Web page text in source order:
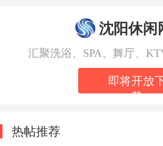
沈阳休闲
汇聚洗浴、SPA、舞厅、
即将开放
载
热帖推荐